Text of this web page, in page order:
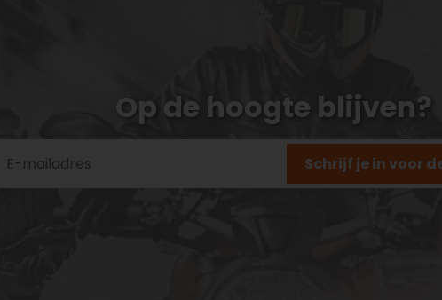
Op de hoogte blijven?
Schrijf je in voor